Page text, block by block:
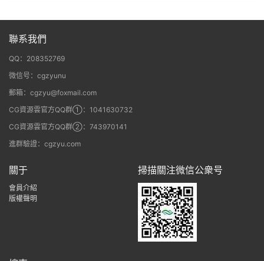
聯系我們
QQ：208352769
微信号：cgzyunu
郵箱：cgzyu@foxmail.com
CG資源雲官方QQ群①：1041630732
CG資源雲官方QQ群②：743970141
進群驗證：cgzyu.com
關于
會員介紹
版權聲明
掃描關注微信公衆号